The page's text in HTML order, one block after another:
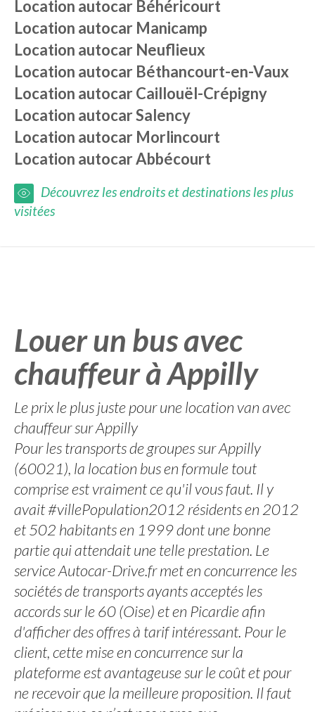
Location autocar Béhéricourt
Location autocar Manicamp
Location autocar Neuflieux
Location autocar Béthancourt-en-Vaux
Location autocarCaillouël-Crépigny
Location autocarSalency
Location autocar Morlincourt
Location autocarAbbécourt
Découvrez les endroits et destinations les plus
visitées
Louer un bus avec
chauffeur à Appilly
Le prix le plus juste pour une location van avec
chauffeur sur Appilly
Pour les transports de groupes sur Appilly
(60021), la location bus en formule tout
comprise est vraiment ce qu'il vous faut. Il y
avait #villePopulation2012 résidents en 2012
et 502 habitants en 1999 dont une bonne
partie qui attendait une telle prestation. Le
service Autocar-Drive.fr met en concurrence les
sociétés de transports ayants acceptés les
accords sur le 60 (Oise) et en Picardie afin
d'afficher des offres à tarif intéressant. Pour le
client, cette mise en concurrence sur la
plateforme est avantageuse sur le coût et pour
ne recevoir que la meilleure proposition. Il faut